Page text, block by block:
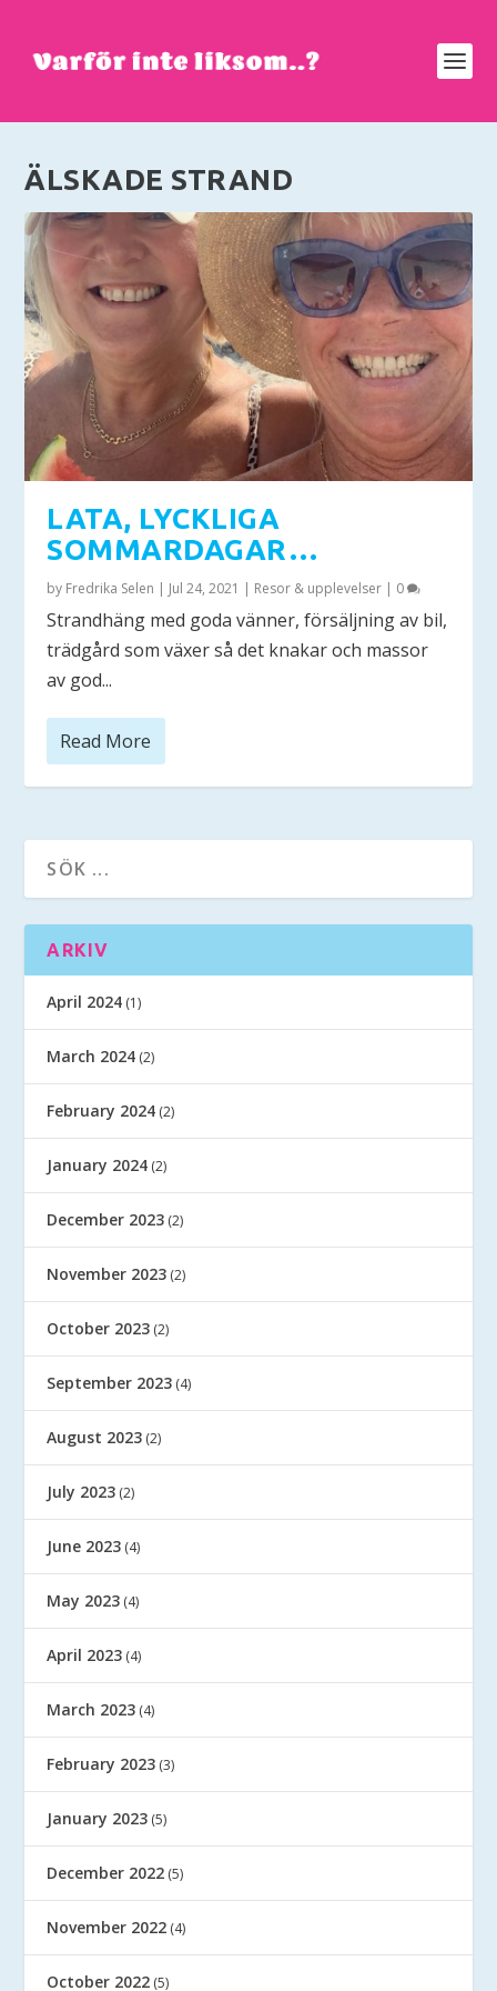
ÄLSKADE STRAND
LATA, LYCKLIGA
SOMMARDAGAR…
by Fredrika Selen | Jul 24, 2021 | Resor & upplevelser | 0
Strandhäng med goda vänner, försäljning av bil,
trädgård som växer så det knakar och massor
av god...
Read More
ARKIV
April 2024 (1)
March 2024 (2)
February 2024 (2)
January 2024 (2)
December 2023 (2)
November 2023 (2)
October 2023 (2)
September 2023 (4)
August 2023 (2)
July 2023 (2)
June 2023 (4)
May 2023 (4)
April 2023 (4)
March 2023 (4)
February 2023 (3)
January 2023 (5)
December 2022 (5)
November 2022 (4)
October 2022 (5)